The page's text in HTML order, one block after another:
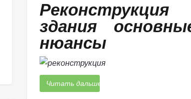
Реконструкция
здания
нюансы
Читать дальше